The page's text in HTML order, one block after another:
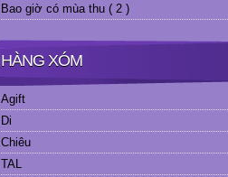
Bao giờ có mùa thu ( 2 )
HÀNG XÓM
Agift
Di
Chiêu
TAL